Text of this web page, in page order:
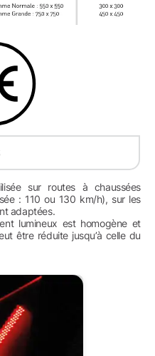
sur routes à chaussées
: 110 ou 130 km/h), sur les
adaptées.
lumineux est homogène et
être réduite jusqu’à celle du